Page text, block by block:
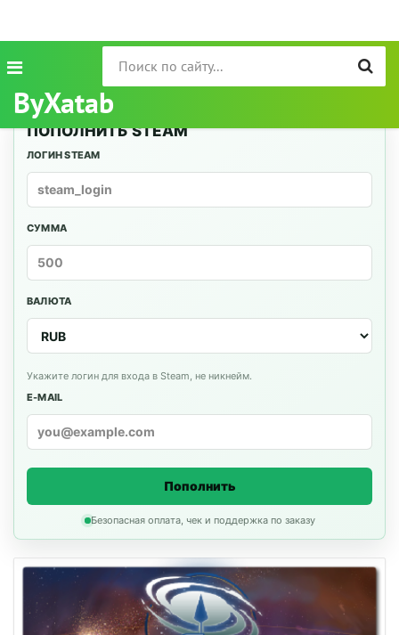
ByXatab
ПОПОЛНИТЬ STEAM
ЛОГИН STEAM
СУММА
ВАЛЮТА
Укажите логин для входа в Steam, не никнейм.
E-MAIL
Пополнить
Безопасная оплата, чек и поддержка по заказу